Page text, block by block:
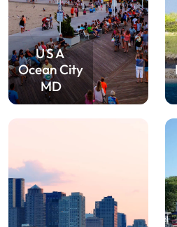
USA
Ocean City
MD